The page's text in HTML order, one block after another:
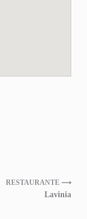
RESTAURANTE ⟶
Lavinia